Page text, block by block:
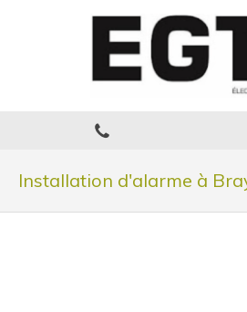
Installation d'alarme à